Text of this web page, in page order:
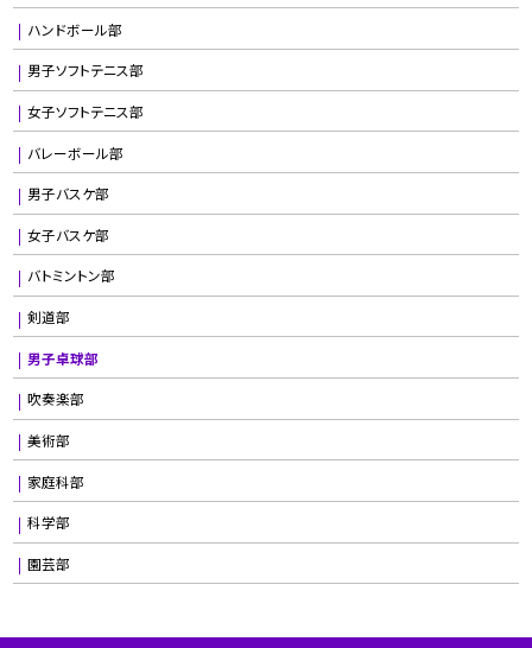
ハンドボール部
男子ソフトテニス部
女子ソフトテニス部
バレーボール部
男子バスケ部
女子バスケ部
バトミントン部
剣道部
男子卓球部
吹奏楽部
美術部
家庭科部
科学部
園芸部